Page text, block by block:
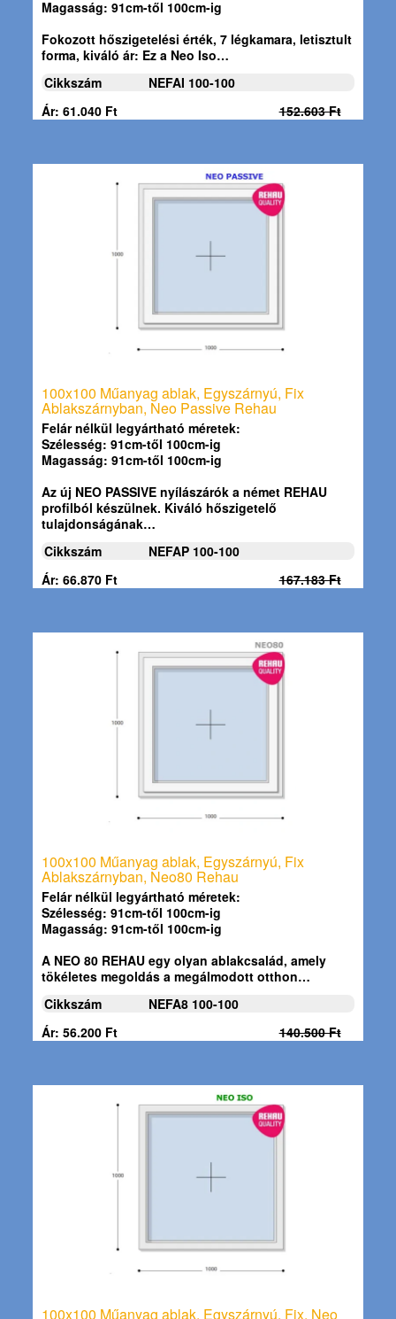
Magasság: 91cm-től 100cm-ig
Fokozott hőszigetelési érték, 7 légkamara, letisztult
forma, kiváló ár: Ez a Neo Iso…
Cikkszám
NEFAI 100-100
Ár: 61.040 Ft
152.603 Ft
100x100 Műanyag ablak, Egyszárnyú, Fix
Ablakszárnyban, Neo Passive Rehau
Felár nélkül legyártható méretek:
Szélesség: 91cm-től 100cm-ig
Magasság: 91cm-től 100cm-ig
Az új NEO PASSIVE nyílászárók a német REHAU
profilból készülnek. Kiváló hőszigetelő
tulajdonságának…
Cikkszám
NEFAP 100-100
Ár: 66.870 Ft
167.183 Ft
100x100 Műanyag ablak, Egyszárnyú, Fix
Ablakszárnyban, Neo80 Rehau
Felár nélkül legyártható méretek:
Szélesség: 91cm-től 100cm-ig
Magasság: 91cm-től 100cm-ig
A NEO 80 REHAU egy olyan ablakcsalád, amely
tökéletes megoldás a megálmodott otthon…
Cikkszám
NEFA8 100-100
Ár: 56.200 Ft
140.500 Ft
100x100 Műanyag ablak, Egyszárnyú, Fix, Neo